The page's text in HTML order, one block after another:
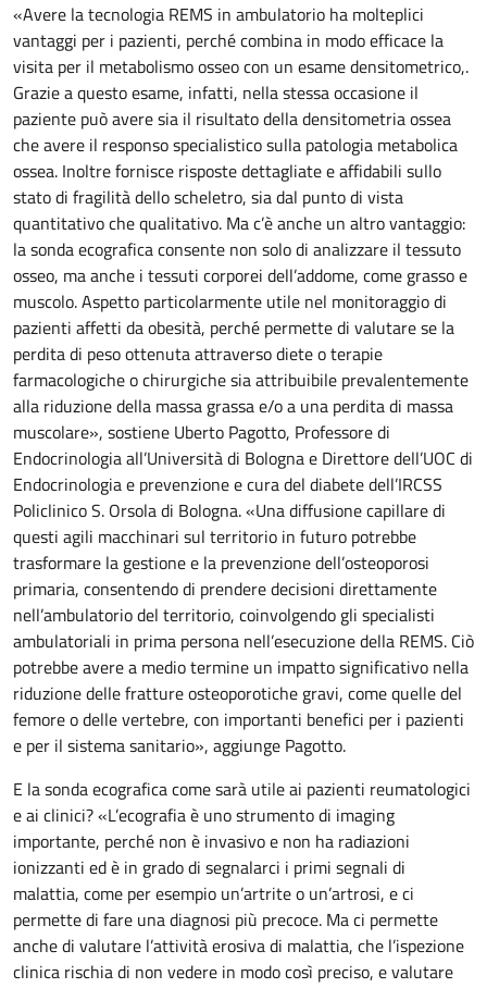
«Avere la tecnologia REMS in ambulatorio ha molteplici
vantaggi per i pazienti, perché combina in modo efficace la
visita per il metabolismo osseo con un esame densitometrico,.
Grazie a questo esame, infatti, nella stessa occasione il
paziente può avere sia il risultato della densitometria ossea
che avere il responso specialistico sulla patologia metabolica
ossea. Inoltre fornisce risposte dettagliate e affidabili sullo
stato di fragilità dello scheletro, sia dal punto di vista
quantitativo che qualitativo. Ma c’è anche un altro vantaggio:
la sonda ecografica consente non solo di analizzare il tessuto
osseo, ma anche i tessuti corporei dell’addome, come grasso e
muscolo. Aspetto particolarmente utile nel monitoraggio di
pazienti affetti da obesità, perché permette di valutare se la
perdita di peso ottenuta attraverso diete o terapie
farmacologiche o chirurgiche sia attribuibile prevalentemente
alla riduzione della massa grassa e/o a una perdita di massa
muscolare», sostiene Uberto Pagotto, Professore di
Endocrinologia all’Università di Bologna e Direttore dell’UOC di
Endocrinologia e prevenzione e cura del diabete dell’IRCSS
Policlinico S. Orsola di Bologna. «Una diffusione capillare di
questi agili macchinari sul territorio in futuro potrebbe
trasformare la gestione e la prevenzione dell’osteoporosi
primaria, consentendo di prendere decisioni direttamente
nell’ambulatorio del territorio, coinvolgendo gli specialisti
ambulatoriali in prima persona nell’esecuzione della REMS. Ciò
potrebbe avere a medio termine un impatto significativo nella
riduzione delle fratture osteoporotiche gravi, come quelle del
femore o delle vertebre, con importanti benefici per i pazienti
e per il sistema sanitario», aggiunge Pagotto.
E la sonda ecografica come sarà utile ai pazienti reumatologici
e ai clinici? «L’ecografia è uno strumento di imaging
importante, perché non è invasivo e non ha radiazioni
ionizzanti ed è in grado di segnalarci i primi segnali di
malattia, come per esempio un’artrite o un’artrosi, e ci
permette di fare una diagnosi più precoce. Ma ci permette
anche di valutare l’attività erosiva di malattia, che l’ispezione
clinica rischia di non vedere in modo così preciso, e valutare